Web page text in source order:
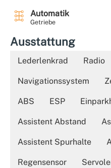
Automatik
Getriebe
Ausstattung
Lederlenkrad Radio
Navigationssystem
ABS ESP
Assistent Abstand
Assistent Spurhalte
Regensensor